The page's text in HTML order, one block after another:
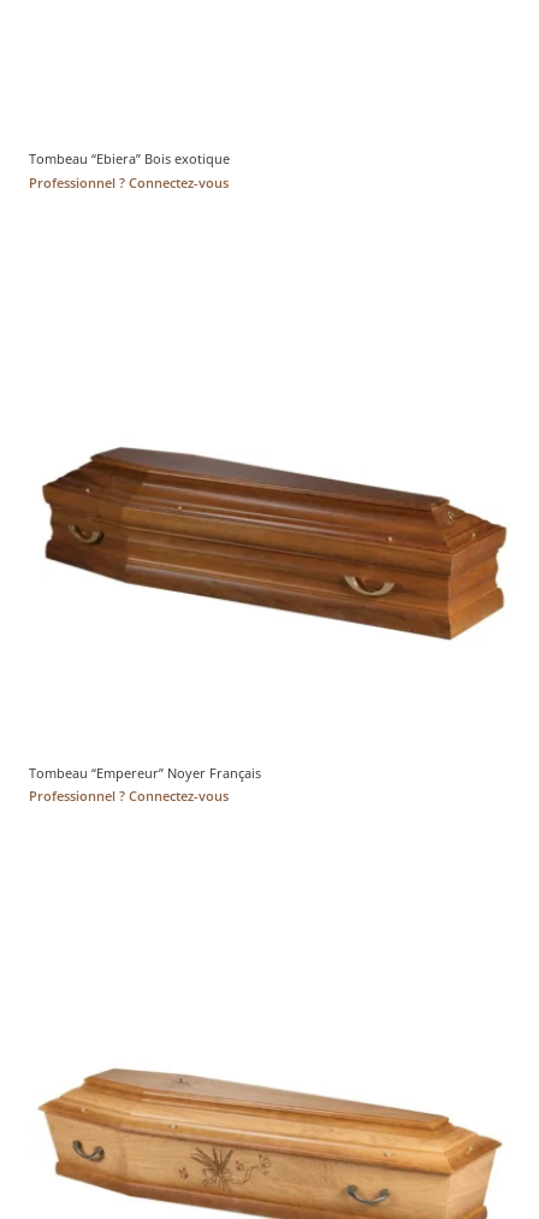
Tombeau “Ebiera” Bois exotique
Professionnel ? Connectez-vous
Tombeau “Empereur” Noyer Français
Professionnel ? Connectez-vous